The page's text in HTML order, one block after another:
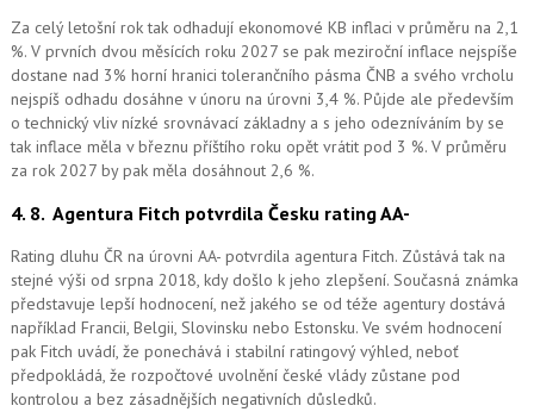
Za celý letošní rok tak odhadují ekonomové KB inflaci v průměru na 2,1
%. V prvních dvou měsících roku 2027 se pak meziroční inflace nejspíše
dostane nad 3% horní hranici tolerančního pásma ČNB a svého vrcholu
nejspíš odhadu dosáhne v únoru na úrovni 3,4 %. Půjde ale především
o technický vliv nízké srovnávací základny a s jeho odezníváním by se
tak inflace měla v březnu příštího roku opět vrátit pod 3 %. V průměru
za rok 2027 by pak měla dosáhnout 2,6 %.
4. 8. Agentura Fitch potvrdila Česku rating AA-
Rating dluhu ČR na úrovni AA- potvrdila agentura Fitch. Zůstává tak na
stejné výši od srpna 2018, kdy došlo k jeho zlepšení. Současná známka
představuje lepší hodnocení, než jakého se od téže agentury dostává
například Francii, Belgii, Slovinsku nebo Estonsku. Ve svém hodnocení
pak Fitch uvádí, že ponechává i stabilní ratingový výhled, neboť
předpokládá, že rozpočtové uvolnění české vlády zůstane pod
kontrolou a bez zásadnějších negativních důsledků.